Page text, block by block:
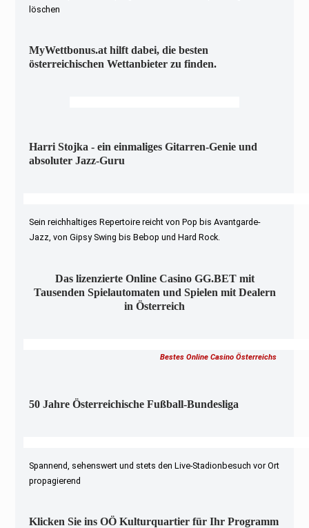
löschen
MyWettbonus.at hilft dabei, die besten
österreichischen Wettanbieter zu finden.
Harri Stojka - ein einmaliges Gitarren-Genie und
absoluter Jazz-Guru
Sein reichhaltiges Repertoire reicht von Pop bis Avantgarde-
Jazz, von Gipsy Swing bis Bebop und Hard Rock.
Das lizenzierte Online Casino GG.BET mit
Tausenden Spielautomaten und Spielen mit Dealern
in Österreich
Bestes Online Casino Österreichs
50 Jahre Österreichische Fußball-Bundesliga
Spannend, sehenswert und stets den Live-Stadionbesuch vor Ort
propagierend
Klicken Sie ins OÖ Kulturquartier für Ihr Programm